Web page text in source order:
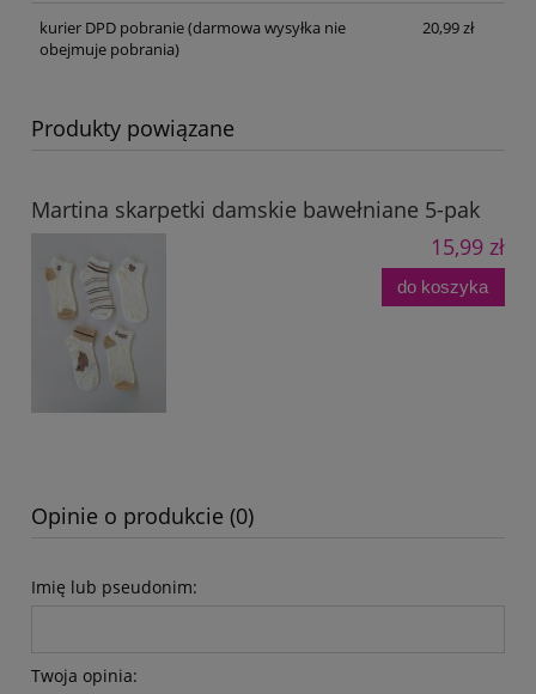
kurier DPD pobranie(darmowa wysyłka nie
obejmuje pobrania)
20,99 zł
Produkty powiązane
Martina skarpetki damskie bawełniane 5-pak
15,99 zł
do koszyka
Opinie o produkcie (0)
Imię lub pseudonim:
Twoja opinia: